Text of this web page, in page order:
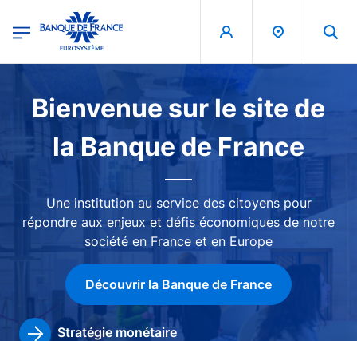
Banque de France - Menu Principal
Bienvenue sur le site de
la Banque de France
Une institution au service des citoyens pour
répondre aux enjeux et défis économiques de notre
société en France et en Europe
Découvrir la Banque de France
Stratégie monétaire